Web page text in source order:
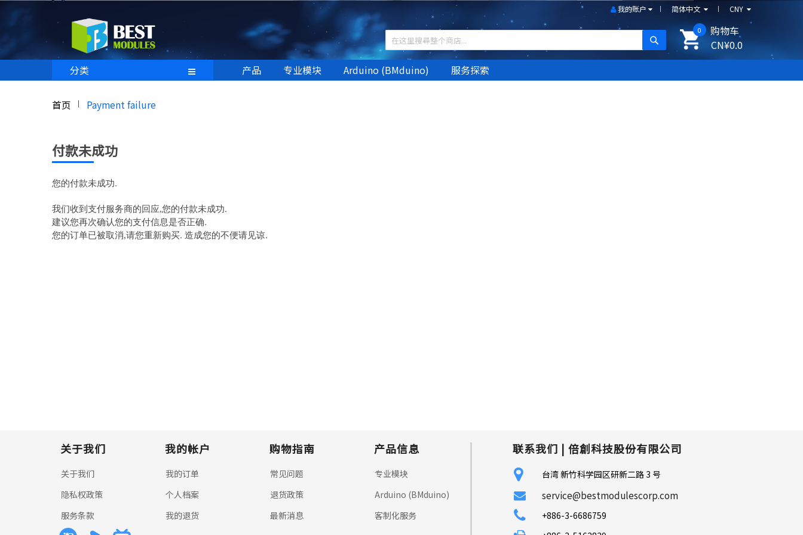
CNY
简体中文
我的账户
购物车
0
CN¥0.0
分类
产品 专业模块 Arduino (BMduino) 服务探索
首页 Payment failure
付款未成功
您的付款未成功.
我们收到支付服务商的回应,您的付款未成功.
建议您再次确认您的支付信息是否正确.
您的订单已被取消,请您重新购买. 造成您的不便请见谅.
关于我们
关于我们
隐私权政策
服务条款
我的帐户
我的订单
个人档案
我的退货
购物指南
常见问题
退货政策
最新消息
产品信息
专业模块
Arduino (BMduino)
客制化服务
联系我们 | 倍創科技股份有限公司
台湾 新竹科学园区研新二路 3 号
service@bestmodulescorp.com
+886-3-6686759